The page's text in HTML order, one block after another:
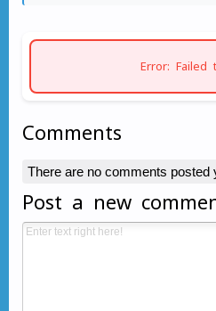
Error: Failed
Comments
There are no comments posted
Post a new